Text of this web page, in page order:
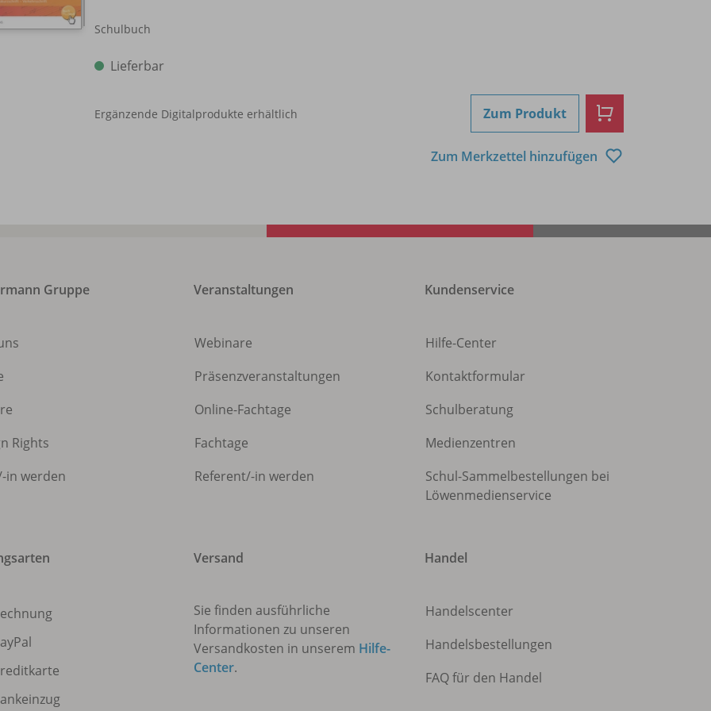
Schulbuch
Lieferbar
Ergänzende Digitalprodukte erhältlich Zum Produkt
Zum Merkzettel hinzufügen
Gruppe
Rights
-in werden
Veranstaltungen
Webinare
Präsenzveranstaltungen
Online-Fachtage
Fachtage
Referent/-in werden
Kundenservice
Hilfe-Center
Kontaktformular
Schulberatung
Medienzentren
Schul-Sammelbestellungen bei
Löwenmedienservice
Versand
Sie finden ausführliche
Informationen zu unseren
Versandkosten in unserem Hilfe-
Center.
Handel
Handelscenter
Handelsbestellungen
FAQ für den Handel